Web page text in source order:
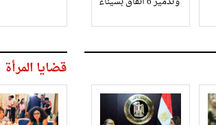
قضايا المرأة